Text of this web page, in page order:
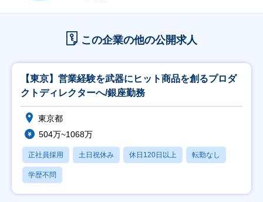
この企業の他の公開求人
【東京】営業経験を武器にヒット商品を創るプロダ
クトディレクターへ/銀座勤務
東京都
504万~1068万
正社員採用 土日祝休み 休日120日以上 転勤なし
学歴不問